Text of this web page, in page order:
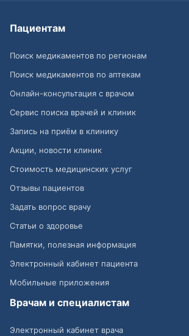
Пациентам
Поиск медикаментов по регионам
Поиск медикаментов по аптекам
Онлайн-консультация с врачом
Сервис поиска врачей и клиник
Запись на приём в клинику
Акции, новости клиник
Стоимость медицинских услуг
Отзывы пациентов
Задать вопрос врачу
Статьи о здоровье
Памятки, полезная информация
Электронный кабинет пациента
Мобильные приложения
Врачам и специалистам
Электронный кабинет врача